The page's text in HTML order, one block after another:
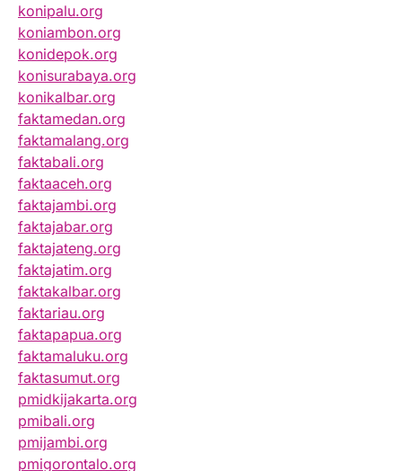
konipalu.org
koniambon.org
konidepok.org
konisurabaya.org
konikalbar.org
faktamedan.org
faktamalang.org
faktabali.org
faktaaceh.org
faktajambi.org
faktajabar.org
faktajateng.org
faktajatim.org
faktakalbar.org
faktariau.org
faktapapua.org
faktamaluku.org
faktasumut.org
pmidkijakarta.org
pmibali.org
pmijambi.org
pmigorontalo.org